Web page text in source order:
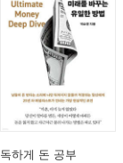
독하게 돈 공부